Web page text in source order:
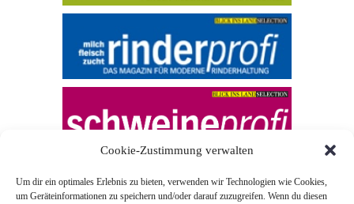
Cookie-Zustimmung verwalten
Um dir ein optimales Erlebnis zu bieten, verwenden wir Technologien wie Cookies,
um Geräteinformationen zu speichern und/oder darauf zuzugreifen. Wenn du diesen